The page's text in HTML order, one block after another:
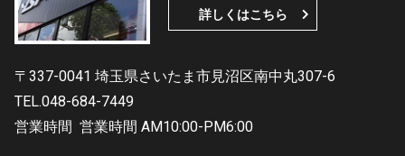
詳しくはこちら
〒337-0041 埼玉県さいたま市見沼区南中丸307-6
TEL.048-684-7449
営業時間 営業時間 AM10:00-PM6:00